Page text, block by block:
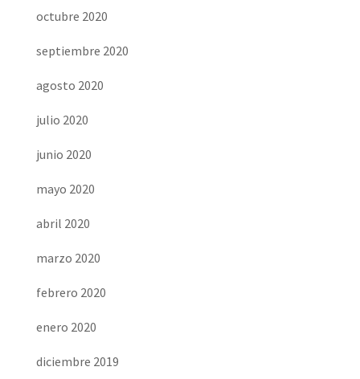
octubre 2020
septiembre 2020
agosto 2020
julio 2020
junio 2020
mayo 2020
abril 2020
marzo 2020
febrero 2020
enero 2020
diciembre 2019